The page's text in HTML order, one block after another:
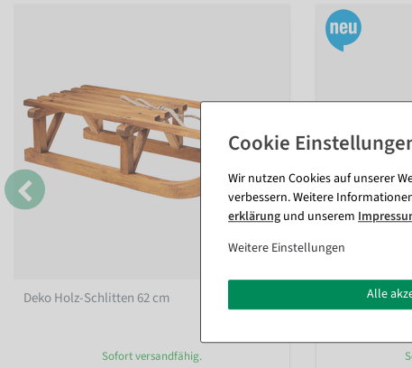
Deko Holz-Schlitten 62 cm
Sofort versandfähig.
Deko
cm
Wir nutzen Cookies auf unserer
verbessern. Weitere
erklärung und unserem
Weitere Einstellungen
Alle